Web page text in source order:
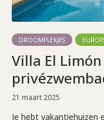
DROOMPLEKJES
Villa El
21 maart 2025
Je hebt vakantiehuizen